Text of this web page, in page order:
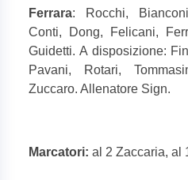
Ferrara: Rocchi,
Conti, Dong, Felicani,
Guidetti. A disposizione:
Pavani, Rotari,
Zuccaro. Allenatore Sign.
Marcatori: al 2 Zaccaria, al